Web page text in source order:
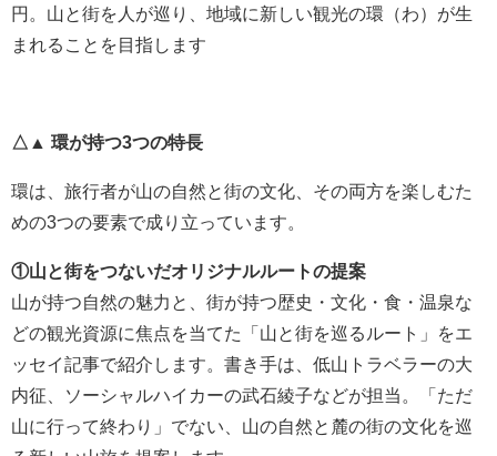
円。山と街を人が巡り、地域に新しい観光の環（わ）が生
まれることを目指します
△▲ 環が持つ3つの特長
環は、旅行者が山の自然と街の文化、その両方を楽しむた
めの3つの要素で成り立っています。
①山と街をつないだオリジナルルートの提案
山が持つ自然の魅力と、街が持つ歴史・文化・食・温泉な
どの観光資源に焦点を当てた「山と街を巡るルート」をエ
ッセイ記事で紹介します。書き手は、低山トラベラーの大
内征、ソーシャルハイカーの武石綾子などが担当。「ただ
山に行って終わり」でない、山の自然と麓の街の文化を巡